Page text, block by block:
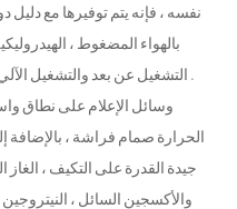
نفسه ، فإنه يتم توفيرها مع دليل
بالهواء المضغوط ،
التشغيل عن بعد والتشغيل الآلي ، وتحسين مرونة النظام و مستوى الذكاء .
الحرارة صمام فراشة ، بالإضافة
جيدة القدرة على التكيف ، الغاز
والأكسجين السائل ،